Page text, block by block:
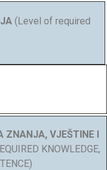
(Level of required
ZNANJA, VJEŠTINE I
KNOWLEDGE,